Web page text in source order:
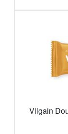
Vilgain